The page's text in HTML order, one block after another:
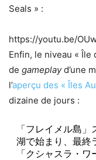
Seals » :
https://youtu.be/
Enfin, le niveau « Île
de gameplayd’une
l’aperçu des « Îles
dizaine de jours :
「フレイメル島
湖で始まり、最終
「クシャスラ・